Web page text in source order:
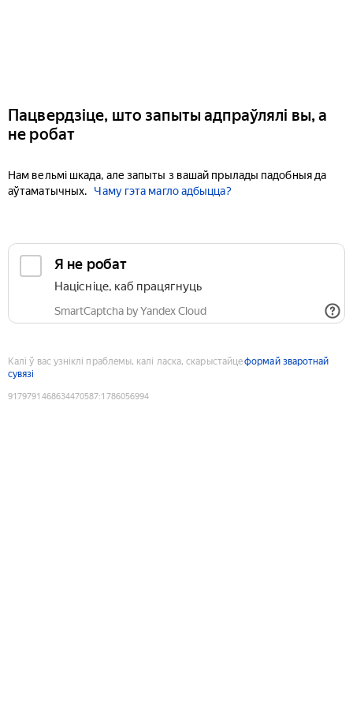
Пацвердзіце, што запыты адпраўлялі вы, а
не робат
Нам вельмі шкада, але запыты з вашай прылады падобныя да
аўтаматычных.
Чаму гэта магло адбыцца?
Я не робат
Націсніце, каб працягнуць
SmartCaptcha by Yandex Cloud
Калі ў вас узніклі праблемы, калі ласка, скарыстайцеформай зваротнай
сувязі
9179791468634470587:1786056994